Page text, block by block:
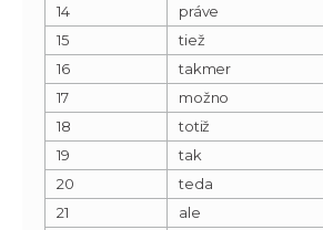
14
práve
15
tiež
16
takmer
17
možno
18
totiž
19
tak
20
teda
21
ale